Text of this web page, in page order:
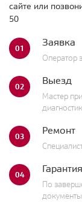
сайте или
50
01 Заявка
Оператор
02 Выезд
Мастер
03 Ремонт
04 Гарантия
По